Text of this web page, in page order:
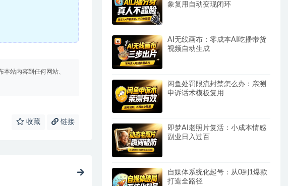
站内容到任何网站、
收藏 链接
象复用自动变现闭环
AI无线画布：零成本AI吃播带货
视频自动生成
闲鱼处罚限流封禁怎么办：亲测
申诉话术模板复用
即梦AI老照片复活：小成本情感
副业日入过百
自媒体系统化起号：从0到1爆款
打造全路径